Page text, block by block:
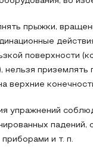
прыжки,
поверхности
нельзя приземлять
верхние
упражнений
падений,
и т. п.